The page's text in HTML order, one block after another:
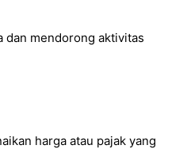
dan mendorong aktivitas
harga atau pajak yang